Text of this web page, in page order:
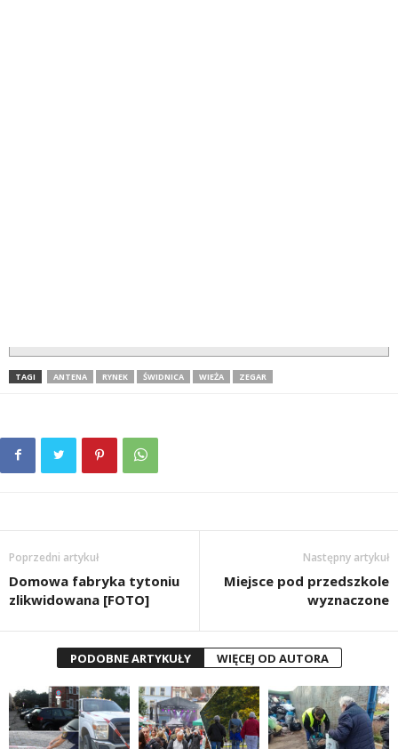
TAGI ANTENA RYNEK ŚWIDNICA WIEŻA ZEGAR
Poprzedni artykuł
Domowa fabryka tytoniu
zlikwidowana [FOTO]
Następny artykuł
Miejsce pod przedszkole
wyznaczone
PODOBNE ARTYKUŁY WIĘCEJ OD AUTORA